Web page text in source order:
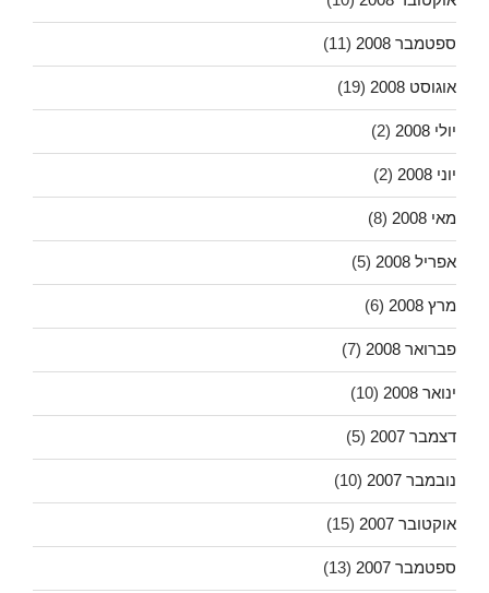
ספטמבר 2008 (11)
אוגוסט 2008 (19)
יולי 2008 (2)
יוני 2008 (2)
מאי 2008 (8)
אפריל 2008 (5)
מרץ 2008 (6)
פברואר 2008 (7)
ינואר 2008 (10)
דצמבר 2007 (5)
נובמבר 2007 (10)
אוקטובר 2007 (15)
ספטמבר 2007 (13)